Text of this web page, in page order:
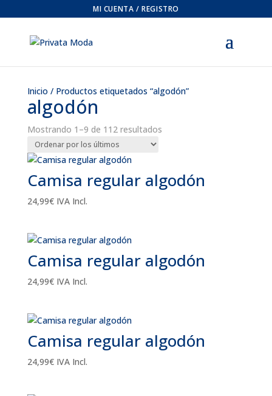
MI CUENTA / REGISTRO
Inicio / Productos etiquetados “algodón”
algodón
Mostrando 1–9 de 112 resultadosOrdenado
Camisa regular algodón
24,99€ IVA Incl.
Camisa regular algodón
24,99€ IVA Incl.
Camisa regular algodón
24,99€ IVA Incl.